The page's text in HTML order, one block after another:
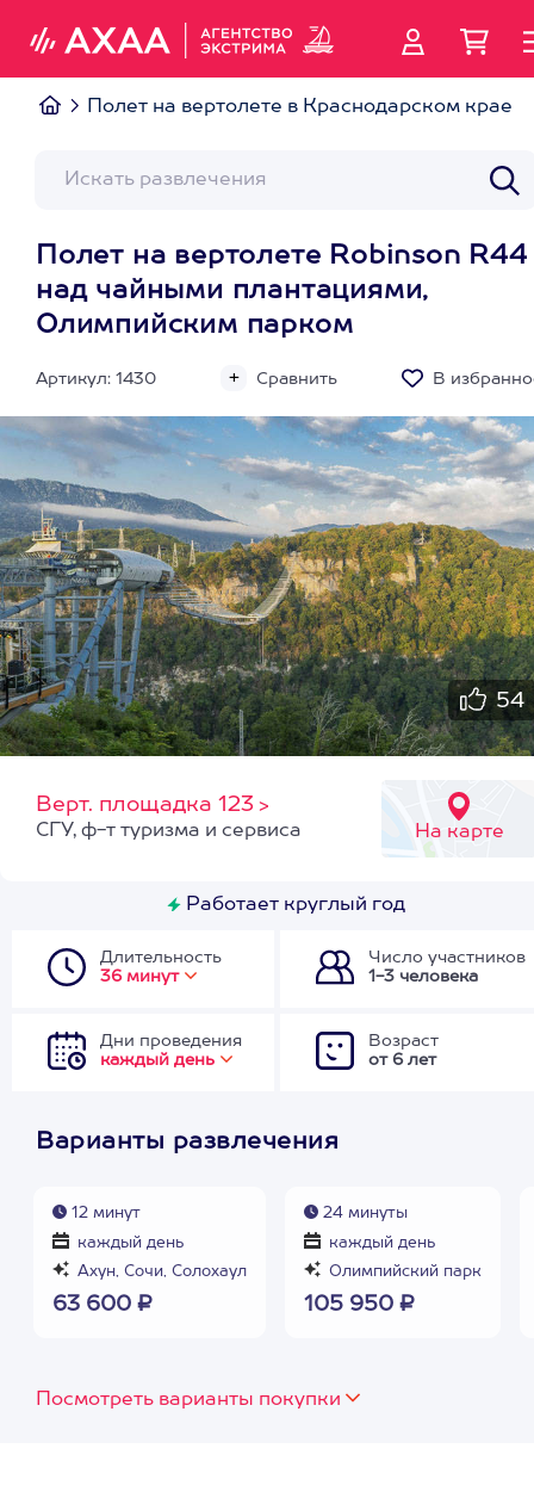
Полет на вертолете в Краснодарском крае
Полет на вертолете Robinson R44
над чайными плантациями,
Олимпийским парком
Артикул: 1430 Сравнить В
54
Верт. площадка 123 >
На карте
СГУ, ф-т туризма и сервиса
Работает круглый год
Длительность
36 минут
Число участников
1-3 человека
Дни проведения
каждый день
Возраст
от 6 лет
Варианты развлечения
12 минут
каждый день
Ахун, Сочи, Солохаул
63 600 ₽
24 минуты
каждый день
Олимпийский парк
105 950 ₽
Посмотреть варианты покупки